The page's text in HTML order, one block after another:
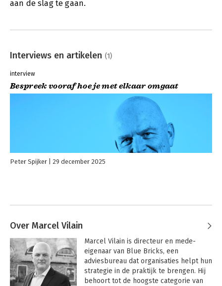
aan de slag te gaan.
Interviews en artikelen (1)
interview
Bespreek vooraf hoe je met elkaar omgaat
Peter Spijker 29 december 2025
Over Marcel Vilain
Marcel Vilain is directeur en mede-
eigenaar van Blue Bricks, een
adviesbureau dat organisaties helpt hun
strategie in de praktijk te brengen. Hij
behoort tot de hoogste categorie van